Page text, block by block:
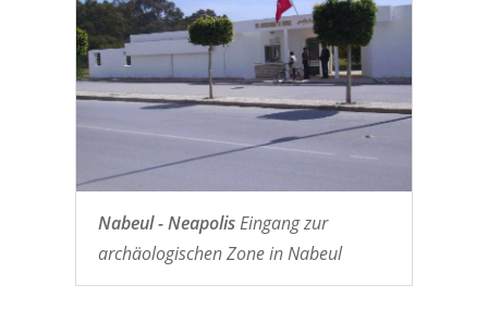
Nabeul - NeapolisEingang zur
archäologischen Zone in Nabeul